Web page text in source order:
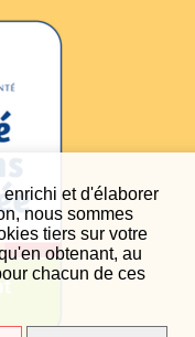
et d'élaborer
nous sommes
tiers sur votre
obtenant, au
chacun de ces